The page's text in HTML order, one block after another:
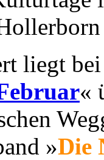
liegt
«
»Die